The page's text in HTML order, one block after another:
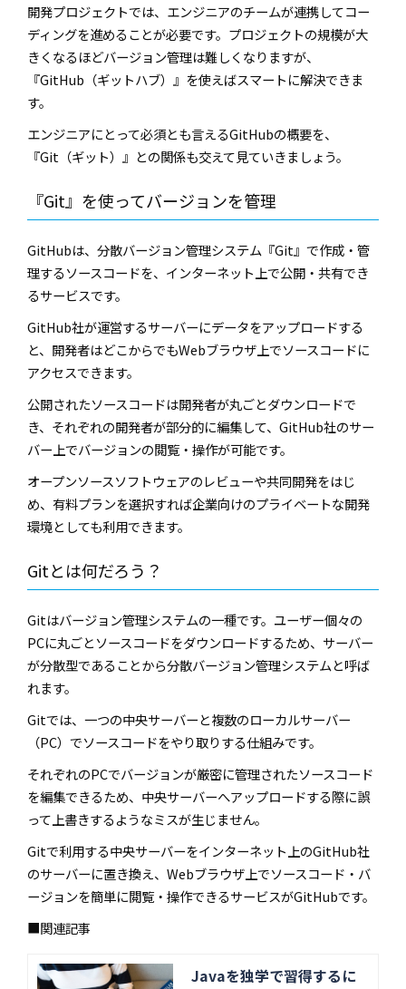
開発プロジェクトでは、エンジニアのチームが連携してコー
ディングを進めることが必要です。プロジェクトの規模が大
きくなるほどバージョン管理は難しくなりますが、
『GitHub （ギットハブ）』 を使えばスマートに解決できま
す。
エンジニアにとって必須とも言えるGitHubの概要を、
『Git （ギット）』 との関係も交えて見ていきましょう。
『Git』を使ってバージョンを管理
GitHubは、分散バージョン管理システム『Git』で作成・管
理するソースコードを、インターネット上で公開・共有でき
るサービスです。
GitHub社が運営するサーバーにデータをアップロードする
と、開発者はどこからでもWebブラウザ上でソースコードに
アクセスできます。
公開されたソースコードは開発者が丸ごとダウンロードで
き、それぞれの開発者が部分的に編集して、 GitHub社のサー
バー上でバージョンの閲覧・操作が可能です。
オープンソースソフトウェアのレビューや共同開発をはじ
め、有料プランを選択すれば企業向けのプライベートな開発
環境としても利用できます。
Gitとは何だろう？
Gitはバージョン管理システムの一種です。ユーザー個々の
PCに丸ごとソースコードをダウンロードするため、サーバー
が分散型であることから分散バージョン管理システムと呼ば
れます。
Gitでは、一つの中央サーバーと複数のローカルサーバー
（PC）でソースコードをやり取りする仕組みです。
それぞれのPCでバージョンが厳密に管理されたソースコード
を編集できるため、中央サーバーへアップロードする際に誤
って上書きするようなミスが生じません。
Gitで利用する中央サーバーをインターネット上のGitHub社
のサーバーに置き換え、 Webブラウザ上でソースコード・バ
ージョンを簡単に閲覧・操作できるサービスがGitHubです。
■関連記事
Javaを独学で習得するに